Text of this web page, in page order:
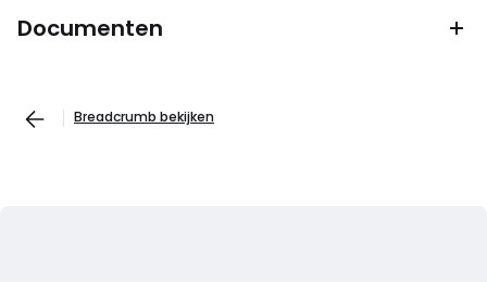
Documenten
Breadcrumb bekijken